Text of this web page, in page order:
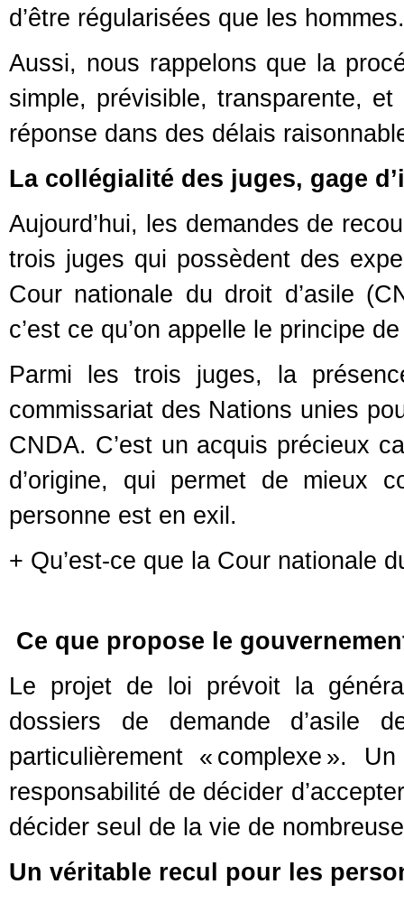
d’être régularisées que les
Aussi, nous rappelons que la
simple, prévisible, transparente,
réponse dans des délais
La collégialité des juges, gage
Aujourd’hui, les demandes de
trois juges qui possèdent des
Cour nationale du droit d’asile
c’est ce qu’on appelle le principe
Parmi les trois juges, la
commissariat des Nations unies
CNDA. C’est un acquis précieux
d’origine, qui permet de mieux
personne est en exil.
+ Qu’est-ce que la Cour nationale
Ce que propose le
Le projet de loi prévoit la
dossiers de demande d’asile
particulièrement « complexe ».
responsabilité de décider
décider seul de la vie de
Un véritable recul pour les